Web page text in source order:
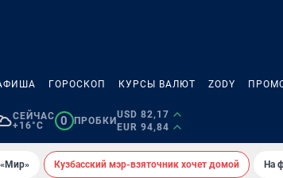
ГОРОСКОП КУРСЫ ВАЛЮТ ZODY
СЕЙЧАС
+16°C
0 ПРОБКИ
USD 82,17
EUR 94,84
Кузбасский мэр-взяточник хочет домой На